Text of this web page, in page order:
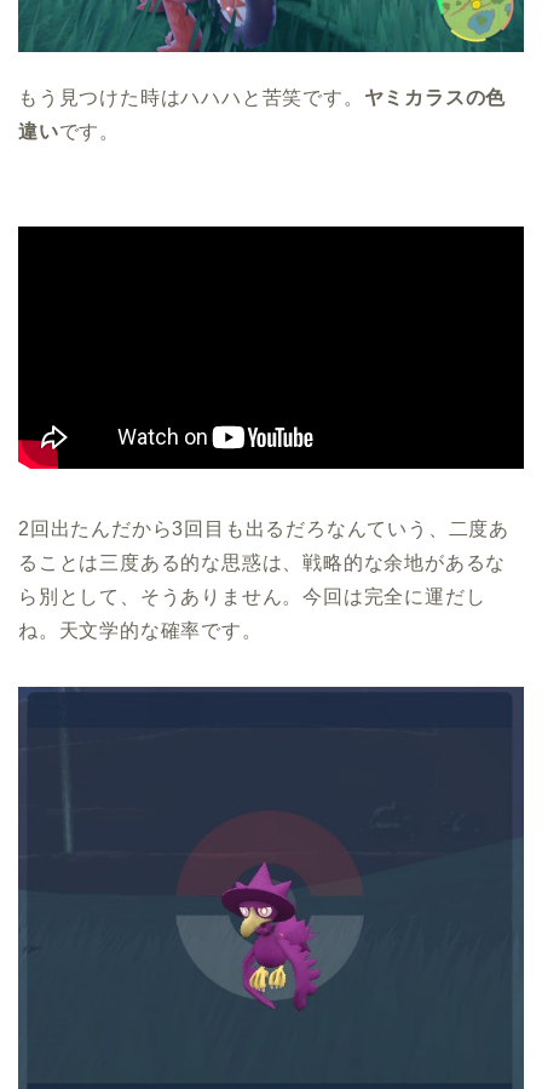
もう見つけた時はハハハと苦笑です。 ヤミカラスの色
違いです。
2回出たんだから3回目も出るだろなんていう、二度あ
ることは三度ある的な思惑は、戦略的な余地があるな
ら別として、そうありません。今回は完全に運だし
ね。天文学的な確率です。